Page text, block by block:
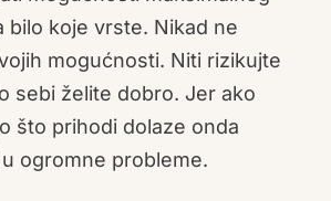
bilo koje vrste. Nikad ne
mogućnosti. Niti rizikujte
sebi želite dobro. Jer ako
što prihodi dolaze onda
ogromne probleme.